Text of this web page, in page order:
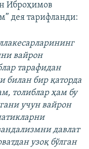
Иброҳимов
дея тарифланди:
вайрон
тарафидан
билан бир қаторда
толиблар ҳам бу
учун вайрон
давлат
узоқ бўлган